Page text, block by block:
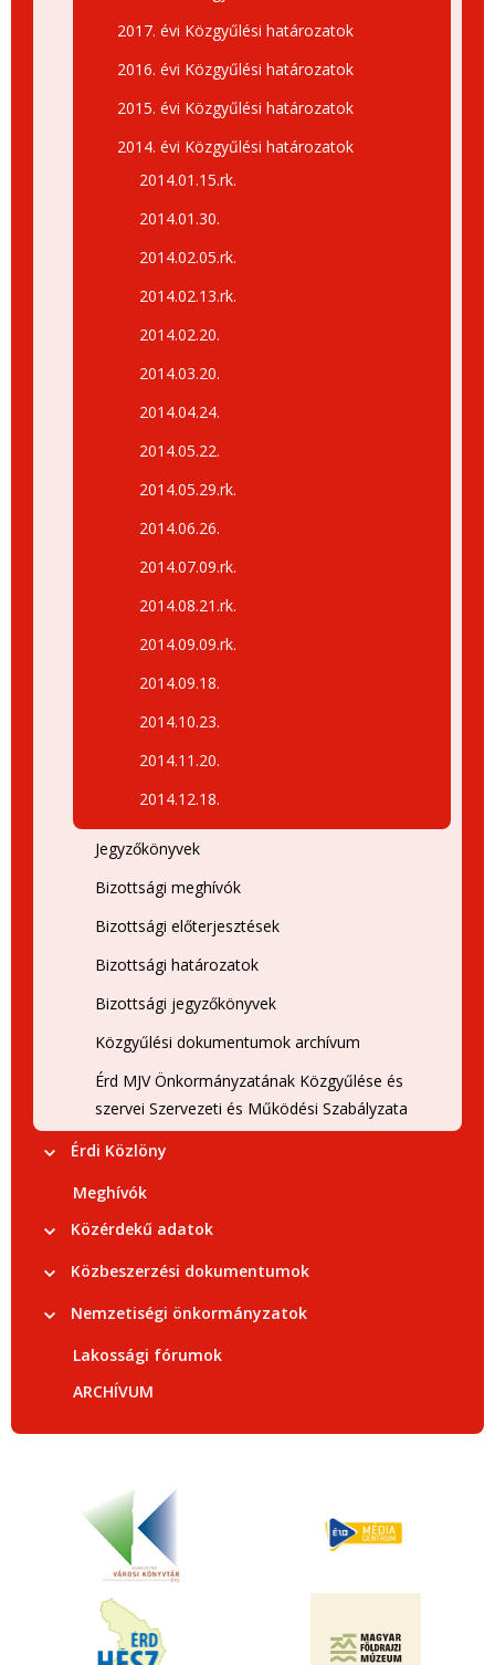
2017. évi Közgyűlési határozatok
2016. évi Közgyűlési határozatok
2015. évi Közgyűlési határozatok
2014. évi Közgyűlési határozatok
2014.01.15.rk.
2014.01.30.
2014.02.05.rk.
2014.02.13.rk.
2014.02.20.
2014.03.20.
2014.04.24.
2014.05.22.
2014.05.29.rk.
2014.06.26.
2014.07.09.rk.
2014.08.21.rk.
2014.09.09.rk.
2014.09.18.
2014.10.23.
2014.11.20.
2014.12.18.
Jegyzőkönyvek
Bizottsági meghívók
Bizottsági előterjesztések
Bizottsági határozatok
Bizottsági jegyzőkönyvek
Közgyűlési dokumentumok archívum
Érd MJV Önkormányzatának Közgyűlése és
szervei Szervezeti és Működési Szabályzata
Érdi Közlöny
Meghívók
Közérdekű adatok
Közbeszerzési dokumentumok
Nemzetiségi önkormányzatok
Lakossági fórumok
ARCHÍVUM